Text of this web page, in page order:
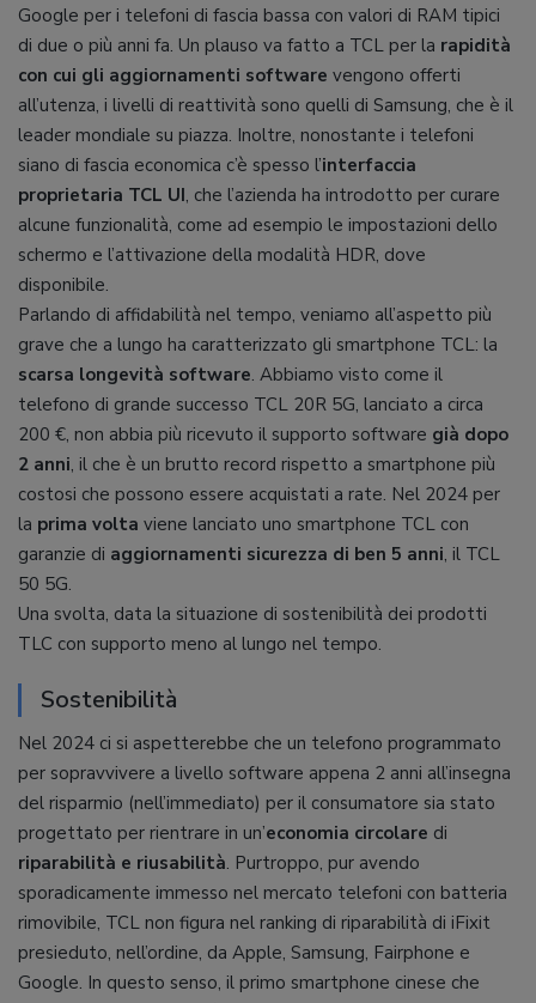
Google per i telefoni di fascia bassa con valori di RAM tipici
di due o più anni fa. Un plauso va fatto a TCL per la rapidità
con cui gli aggiornamenti software vengono offerti
all’utenza, i livelli di reattività sono quelli di Samsung, che è il
leader mondiale su piazza. Inoltre, nonostante i telefoni
siano di fascia economica c’è spesso l’interfaccia
proprietaria TCL UI, che l’azienda ha introdotto per curare
alcune funzionalità, come ad esempio le impostazioni dello
schermo e l’attivazione della modalità HDR, dove
disponibile.
Parlando di affidabilità nel tempo, veniamo all’aspetto più
grave che a lungo ha caratterizzato gli smartphone TCL: la
scarsa longevità software. Abbiamo visto come il
telefono di grande successo TCL 20R 5G, lanciato a circa
200 €, non abbia più ricevuto il supporto software già dopo
2 anni, il che è un brutto record rispetto a smartphone più
costosi che possono essere acquistati a rate. Nel 2024 per
la prima volta viene lanciato uno smartphone TCL con
garanzie di aggiornamenti sicurezza di ben 5 anni, il TCL
50 5G.
Una svolta, data la situazione di sostenibilità dei prodotti
TLC con supporto meno al lungo nel tempo.
Sostenibilità
Nel 2024 ci si aspetterebbe che un telefono programmato
per sopravvivere a livello software appena 2 anni all’insegna
del risparmio (nell’immediato) per il consumatore sia stato
progettato per rientrare in un’economia circolare di
riparabilità e riusabilità. Purtroppo, pur avendo
sporadicamente immesso nel mercato telefoni con batteria
rimovibile, TCL non figura nel ranking di riparabilità di iFixit
presieduto, nell’ordine, da Apple, Samsung, Fairphone e
Google. In questo senso, il primo smartphone cinese che